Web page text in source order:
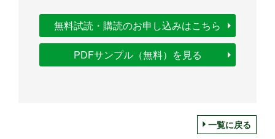
無料試読・購読のお申し込みはこちら
PDFサンプル（無料）を見る
一覧に戻る